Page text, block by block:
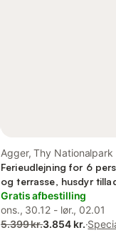
Agger, Thy Nationalpark
Ferieudlejning for 6
og terrasse, husdyr
Gratis afbestilling
ons., 30.12 - lør., 02.01
5.399 kr.3.854 kr.·